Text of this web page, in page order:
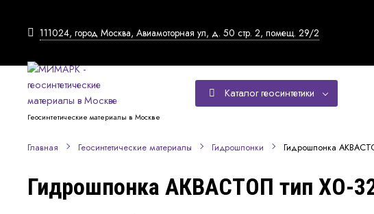
111024, город Москва, Авиамоторная ул, д. 50 стр. 2, помещ. 29/2
Геосинтетические материалы в Москве
Каталог геосинтетики
Главная Геосинтетические материалы Гидрошпонки Гидрошпонка
Гидрошпонка АКВАСТОП тип ХО-